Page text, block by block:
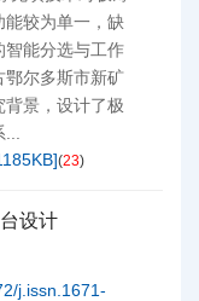
能较为单一，缺
智能分选与工作
鄂尔多斯市新矿
景，设计了极
](23)
设计
j.issn.1671-